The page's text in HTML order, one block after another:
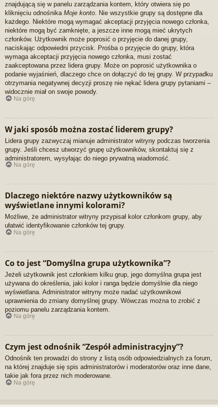
znajdującą się w panelu zarządzania kontem, który otwiera się po
kliknięciu odnośnika Moje konto. Nie wszystkie grupy są dostępne dla
każdego. Niektóre mogą wymagać akceptacji przyjęcia nowego członka,
niektóre mogą być zamknięte, a jeszcze inne mogą mieć ukrytych
członków. Użytkownik może poprosić o przyjęcie do danej grupy,
naciskając odpowiedni przycisk. Prośba o przyjęcie do grupy, która
wymaga akceptacji przyjęcia nowego członka, musi zostać
zaakceptowana przez lidera grupy. Może on poprosić użytkownika o
podanie wyjaśnień, dlaczego chce on dołączyć do tej grupy. W przypadku
otrzymania negatywnej decyzji proszę nie nękać lidera grupy pytaniami –
widocznie miał on swoje powody.
Na górę
W jaki sposób można zostać liderem grupy?
Lidera grupy zazwyczaj mianuje administrator witryny podczas tworzenia
grupy. Jeśli chcesz utworzyć grupę użytkowników, skontaktuj się z
administratorem, wysyłając do niego prywatną wiadomość.
Na górę
Dlaczego niektóre nazwy użytkowników są
wyświetlane innymi kolorami?
Możliwe, że administrator witryny przypisał kolor członkom grupy, aby
ułatwić identyfikowanie członków tej grupy.
Na górę
Co to jest “Domyślna grupa użytkownika”?
Jeżeli użytkownik jest członkiem kilku grup, jego domyślna grupa jest
używana do określenia, jaki kolor i ranga będzie domyślnie dla niego
wyświetlana. Administrator witryny może nadać użytkownikowi
uprawnienia do zmiany domyślnej grupy. Wówczas można to zrobić z
poziomu panelu zarządzania kontem.
Na górę
Czym jest odnośnik “Zespół administracyjny”?
Odnośnik ten prowadzi do strony z listą osób odpowiedzialnych za forum,
na której znajduje się spis administratorów i moderatorów oraz inne dane,
takie jak fora przez nich moderowane.
Na górę